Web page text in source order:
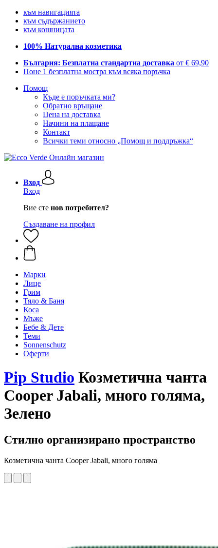
към навигацията
към съдържанието
към кошницата
100% Натурална козметика
България: Безплатна стандартна доставка от € 69,90
Поне 1 безплатна мостра към всяка поръчка
Помощ
Къде е поръчката ми?
Обратно връщане
Цена на доставка
Начини на плащане
Контакт
Всички теми относно „Помощ и поддръжка“
Вход
Вход
Вие сте нов потребител?
Създаване на профил
Марки
Лице
Грим
Тяло & Баня
Коса
Мъже
Бебе & Дете
Теми
Sonnenschutz
Оферти
Pip Studio Козметична чанта
Cooper Jabali, много голяма,
Зелено
Стилно организирано пространство
Козметична чанта Cooper Jabali, много голяма